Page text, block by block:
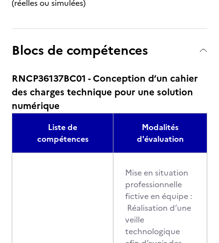
(réelles ou simulées)
Blocs de compétences
RNCP36137BC01 - Conception d’un cahier
des charges technique pour une solution
numérique
Liste de
compétences
Modalités
d'évaluation
Mise en situation
professionnelle
fictive en équipe :
Réalisation d’une
veille
technologique